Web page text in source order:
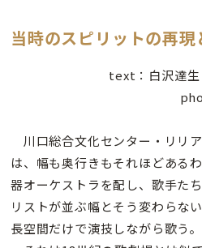
当時のスピリットの再
text：白沢達生
川口総合文化センター・リリ
は、幅も奥行きもそれほどある
器オーケストラを配し、歌手た
リストが並ぶ幅とそう変わらな
長空間だけで演技しながら歌う。